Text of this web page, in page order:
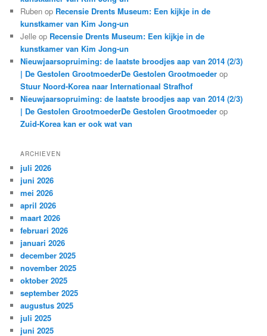
Ruben op Recensie Drents Museum: Een kijkje in de
kunstkamer van Kim Jong-un
Jelle op Recensie Drents Museum: Een kijkje in de
kunstkamer van Kim Jong-un
Nieuwjaarsopruiming: de laatste broodjes aap van 2014 (2/3)
| De Gestolen GrootmoederDe Gestolen Grootmoeder op
Stuur Noord-Korea naar Internationaal Strafhof
Nieuwjaarsopruiming: de laatste broodjes aap van 2014 (2/3)
| De Gestolen GrootmoederDe Gestolen Grootmoeder op
Zuid-Korea kan er ook wat van
ARCHIEVEN
juli 2026
juni 2026
mei 2026
april 2026
maart 2026
februari 2026
januari 2026
december 2025
november 2025
oktober 2025
september 2025
augustus 2025
juli 2025
juni 2025